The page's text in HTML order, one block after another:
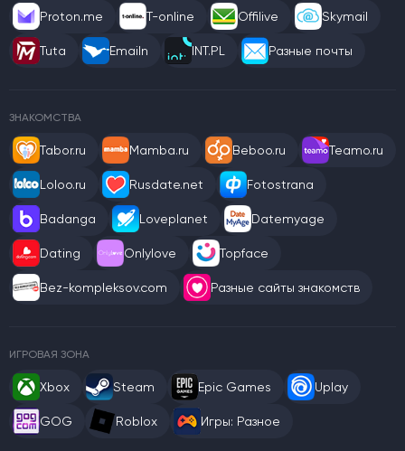
Proton.me T-online Offilive Skymail
Tuta Emailn INT.PL Разные почты
ЗНАКОМСТВА
Tabor.ru Mamba.ru Beboo.ru Teamo.ru
Loloo.ru Rusdate.net Fotostrana
Badanga Loveplanet Datemyage
Dating Onlylove Topface
Bez-kompleksov.com Разные сайты знакомств
ИГРОВАЯ ЗОНА
Xbox Steam Epic Games Uplay
GOG Roblox Игры: Разное